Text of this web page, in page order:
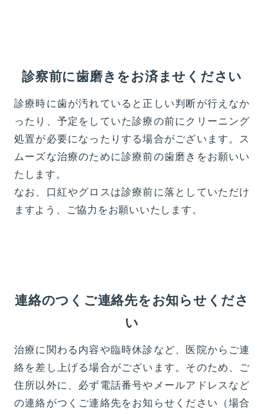
診察前に歯磨きをお済ませください
診療時に歯が汚れていると正しい判断が行えなか
ったり、予定をしていた診療の前にクリーニング
処置が必要になったりする場合がございます。ス
ムーズな治療のために診療前の歯磨きをお願いい
たします。
なお、口紅やグロスは診療前に落としていただけ
ますよう、ご協力をお願いいたします。
連絡のつくご連絡先をお知らせくださ
い
治療に関わる内容や臨時休診など、医院からご連
絡を差し上げる場合がございます。そのため、ご
住所以外に、必ず電話番号やメールアドレスなど
の連絡がつくご連絡先をお知らせください（場合